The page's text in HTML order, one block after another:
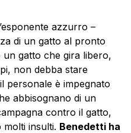
azzurro –
di un gatto al pronto
gatto che gira libero,
non debba stare
personale è impegnato
abbisognano di un
contro il gatto,
molti insulti. Benedetti ha